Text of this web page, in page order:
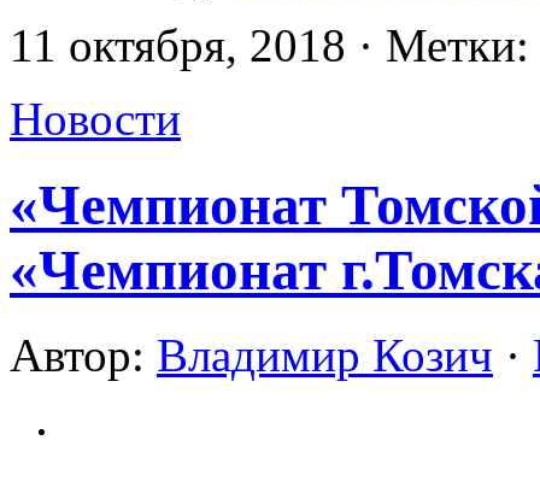
11 октября, 2018 · Метки:
Новости
«Чемпионат
«Чемпионат
Автор: Владимир Козич ·